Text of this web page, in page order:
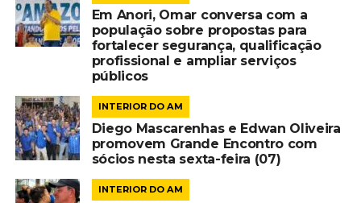
Em Anori, Omar conversa com a
população sobre propostas para
fortalecer segurança, qualificação
profissional e ampliar serviços
públicos
INTERIOR DO AM
Diego Mascarenhas e Edwan Oliveira
promovem Grande Encontro com
sócios nesta sexta-feira (07)
INTERIOR DO AM